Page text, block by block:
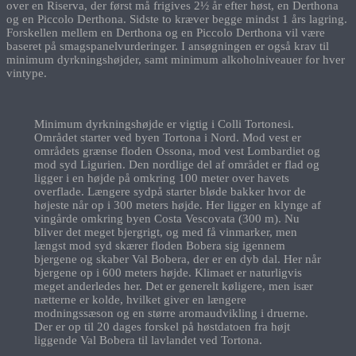
over en Riserva, der først må frigives 2½ år efter høst, en Derthona
og en Piccolo Derthona. Sidste to kræver begge mindst 1 års lagring.
Forskellen mellem en Derthona og en Piccolo Derthona vil være
baseret på smagspanelvurderinger. I ansøgningen er også krav til ​​
minimum dyrkningshøjder, samt minimum alkoholniveauer for hver
vintype.
Minimum dyrkningshøjde er vigtig i Colli Tortonesi.
Området starter ved byen Tortona i Nord. Mod vest er
områdets grænse floden Ossona, mod vest Lombardiet og
mod syd Ligurien. Den nordlige del af området er flad og
ligger i en højde på omkring 100 meter over havets
overflade. Længere sydpå starter bløde bakker hvor de
højeste når op i 300 meters højde. Her ligger en klynge af
vingårde omkring byen Costa Vescovata (300 m). Nu
bliver det meget bjergrigt, og med få vinmarker, men
længst mod syd skærer floden Bobera sig igennem
bjergene og skaber Val Bobera, der er en dyb dal. Her når
bjergene op i 600 meters højde. Klimaet er naturligvis
meget anderledes her. Det er generelt køligere, men især
nætterne er kolde, hvilket giver en længere
modningssæson og en større aromaudvikling i druerne.
Der er op til 20 dages forskel på høstdatoen fra højt
liggende Val Bobera til lavlandet ved Tortona.